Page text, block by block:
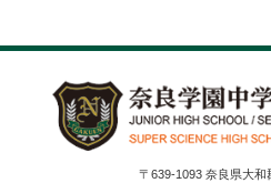
〒639-1093 奈良県大和